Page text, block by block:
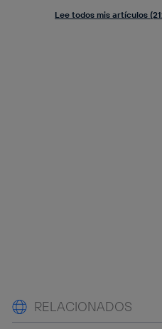
Lee todos mis artículos
RELACIONADOS